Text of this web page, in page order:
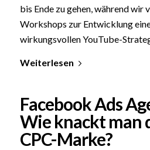
bis Ende zu gehen, während wir
Workshops zur Entwicklung
wirkungsvollen YouTube-
Weiterlesen
Facebook Ads
Wie knackt man
CPC-Marke?